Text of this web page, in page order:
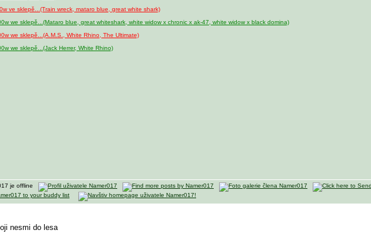
ve sklepě...(Train wreck, mataro blue, great white shark)
we sklepě...(Mataro blue, great whiteshark, white widow x chronic x ak-47, white widow x black domina)
we sklepě...(A.M.S., White Rhino, The Ultimate)
we sklepě...(Jack Herrer, White Rhino)
nesmi do lesa